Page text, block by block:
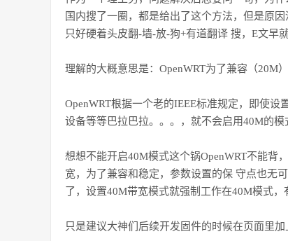
国内搜了一圈，都是给出了这个方法，但是原因
只好硬着头皮翻-墙-放-狗+有道翻译 搜，E文早
理解的大概意思是：OpenWRT为了兼容（20M
OpenWRT根据一个老的IEEE标准规定，即使
设备等等巴拉巴拉。。。，就不会启用40M的模
想想不能开启40M模式这个锅OpenWRT不能背
宽，为了兼容和稳定，参数设置的保 守点也无
了，设置40M带宽模式就强制工作在40M模式，
只是建议大神们后续开发固件的时候在页面里加